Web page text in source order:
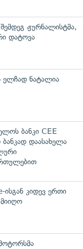
ჟურნალისტმა,
დატოვა
ელჩად ნატალია
ბანკი CEE
ბანკად დაასახელა
კიდევ ერთი